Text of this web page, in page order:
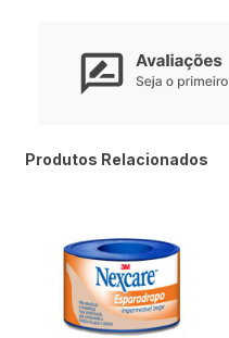
Produtos Relacionados